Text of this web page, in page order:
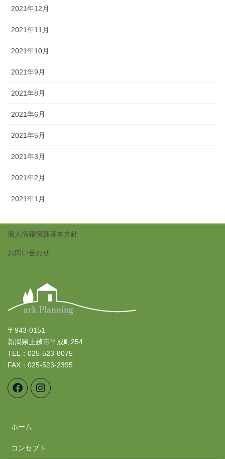
2021年12月
2021年11月
2021年10月
2021年9月
2021年8月
2021年6月
2021年5月
2021年3月
2021年2月
2021年1月
個人情報保護基本方針
お問い合わせ
〒943-0151
新潟県上越市平成町254
TEL：025-523-8075
FAX：025-523-2395
ホーム
コンセプト